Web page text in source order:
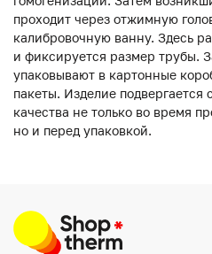
проходит через отжимную
калибровочную ванну. Здесь
и фиксируется размер трубы.
упаковывают в картонные
пакеты. Изделие подвергается
качества не только во время
но и перед упаковкой.